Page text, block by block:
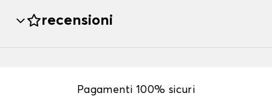
recensioni
Pagamenti 100% sicuri